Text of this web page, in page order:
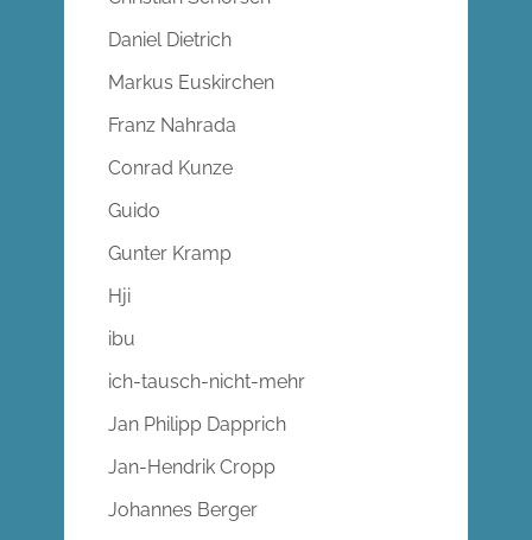
Daniel Dietrich
Markus Euskirchen
Franz Nahrada
Conrad Kunze
Guido
Gunter Kramp
Hji
ibu
ich-tausch-nicht-mehr
Jan Philipp Dapprich
Jan-Hendrik Cropp
Johannes Berger